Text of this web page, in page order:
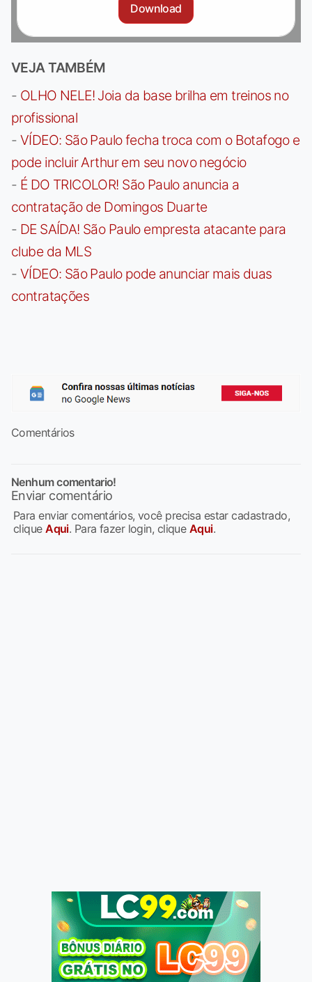
Download
VEJA TAMBÉM
- OLHO NELE! Joia da base brilha em treinos no
profissional
- VÍDEO: São Paulo fecha troca com o Botafogo e
pode incluir Arthur em seu novo negócio
- É DO TRICOLOR! São Paulo anuncia a
contratação de Domingos Duarte
- DE SAÍDA! São Paulo empresta atacante para
clube da MLS
- VÍDEO: São Paulo pode anunciar mais duas
contratações
Comentários
Nenhum comentario!
Enviar comentário
Para enviar comentários, você precisa estar cadastrado,
cliqueAqui. Para fazer login, clique Aqui.